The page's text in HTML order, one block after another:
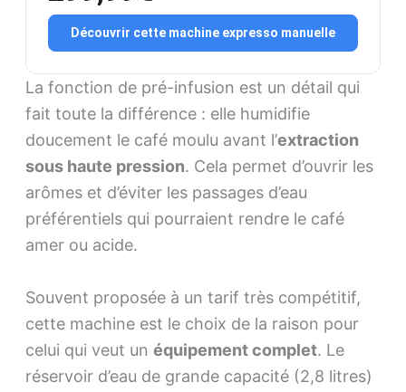
Découvrir cette machine expresso manuelle
La fonction de pré-infusion est un détail qui
fait toute la différence : elle humidifie
doucement le café moulu avant l’extraction
sous haute pression. Cela permet d’ouvrir les
arômes et d’éviter les passages d’eau
préférentiels qui pourraient rendre le café
amer ou acide.
Souvent proposée à un tarif très compétitif,
cette machine est le choix de la raison pour
celui qui veut un équipement complet. Le
réservoir d’eau de grande capacité (2,8 litres)